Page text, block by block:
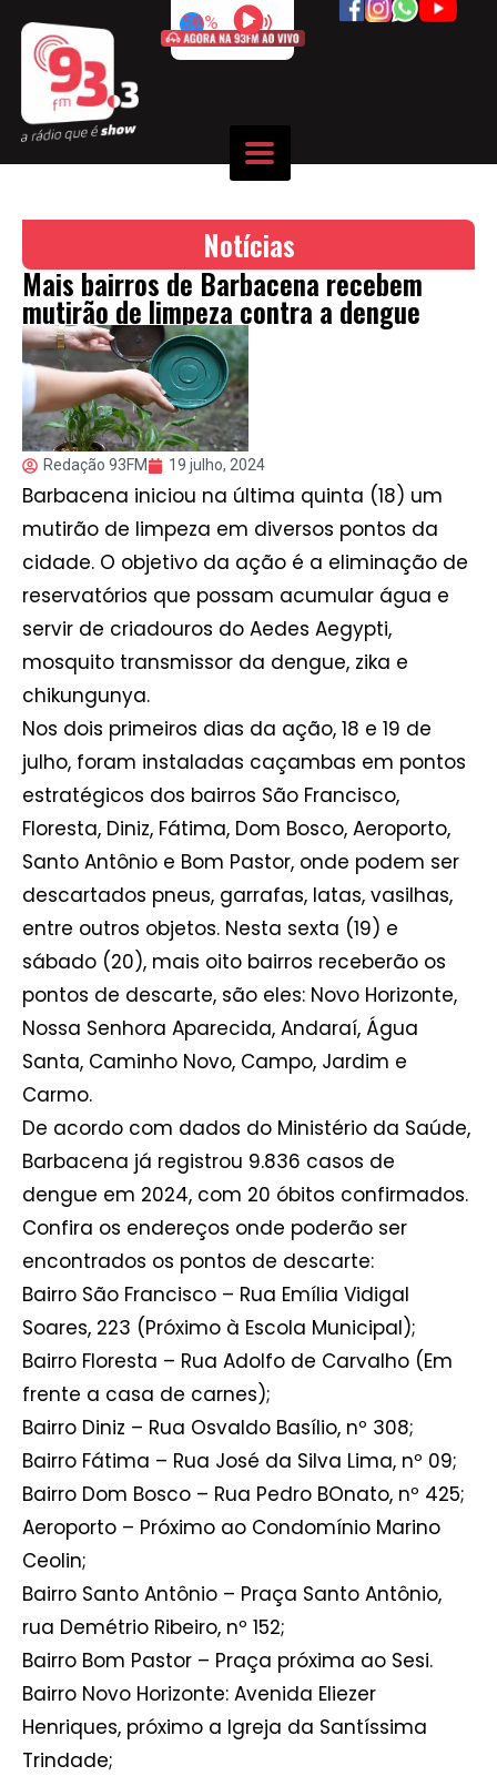
50%
Notícias
Mais bairros de Barbacena recebem
mutirão de limpeza contra a dengue
Redação 93FM 19 julho, 2024
Barbacena iniciou na última quinta (18) um
mutirão de limpeza em diversos pontos da
cidade. O objetivo da ação é a eliminação de
reservatórios que possam acumular água e
servir de criadouros do Aedes Aegypti,
mosquito transmissor da dengue, zika e
chikungunya.
Nos dois primeiros dias da ação, 18 e 19 de
julho, foram instaladas caçambas em pontos
estratégicos dos bairros São Francisco,
Floresta, Diniz, Fátima, Dom Bosco, Aeroporto,
Santo Antônio e Bom Pastor, onde podem ser
descartados pneus, garrafas, latas, vasilhas,
entre outros objetos. Nesta sexta (19) e
sábado (20), mais oito bairros receberão os
pontos de descarte, são eles: Novo Horizonte,
Nossa Senhora Aparecida, Andaraí, Água
Santa, Caminho Novo, Campo, Jardim e
Carmo.
De acordo com dados do Ministério da Saúde,
Barbacena já registrou 9.836 casos de
dengue em 2024, com 20 óbitos confirmados.
Confira os endereços onde poderão ser
encontrados os pontos de descarte:
Bairro São Francisco – Rua Emília Vidigal
Soares, 223 (Próximo à Escola Municipal);
Bairro Floresta – Rua Adolfo de Carvalho (Em
frente a casa de carnes);
Bairro Diniz – Rua Osvaldo Basílio, nº 308;
Bairro Fátima – Rua José da Silva Lima, nº 09;
Bairro Dom Bosco – Rua Pedro BOnato, nº 425;
Aeroporto – Próximo ao Condomínio Marino
Ceolin;
Bairro Santo Antônio – Praça Santo Antônio,
rua Demétrio Ribeiro, nº 152;
Bairro Bom Pastor – Praça próxima ao Sesi.
Bairro Novo Horizonte: Avenida Eliezer
Henriques, próximo a Igreja da Santíssima
Trindade;